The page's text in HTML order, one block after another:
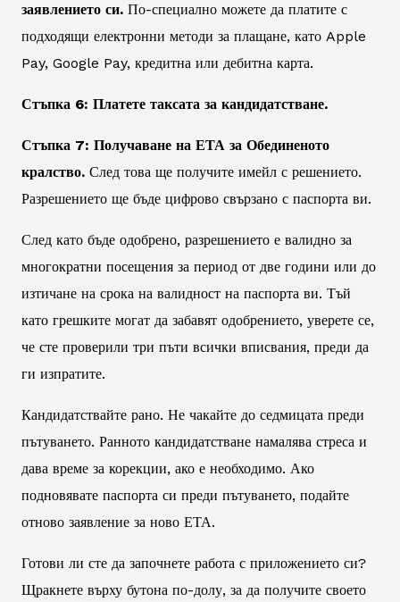
заявлението си. По-специално можете да платите с
подходящи електронни методи за плащане, като Apple
Pay, Google Pay, кредитна или дебитна карта.
Стъпка 6: Платете таксата за кандидатстване.
Стъпка 7: Получаване на ЕТА за Обединеното
кралство. След това ще получите имейл с решението.
Разрешението ще бъде цифрово свързано с паспорта ви.
След като бъде одобрено, разрешението е валидно за
многократни посещения за период от две години или до
изтичане на срока на валидност на паспорта ви. Тъй
като грешките могат да забавят одобрението, уверете се,
че сте проверили три пъти всички вписвания, преди да
ги изпратите.
Кандидатствайте рано. Не чакайте до седмицата преди
пътуването. Ранното кандидатстване намалява стреса и
дава време за корекции, ако е необходимо. Ако
подновявате паспорта си преди пътуването, подайте
отново заявление за ново ЕТА.
Готови ли сте да започнете работа с приложението си?
Щракнете върху бутона по-долу, за да получите своето